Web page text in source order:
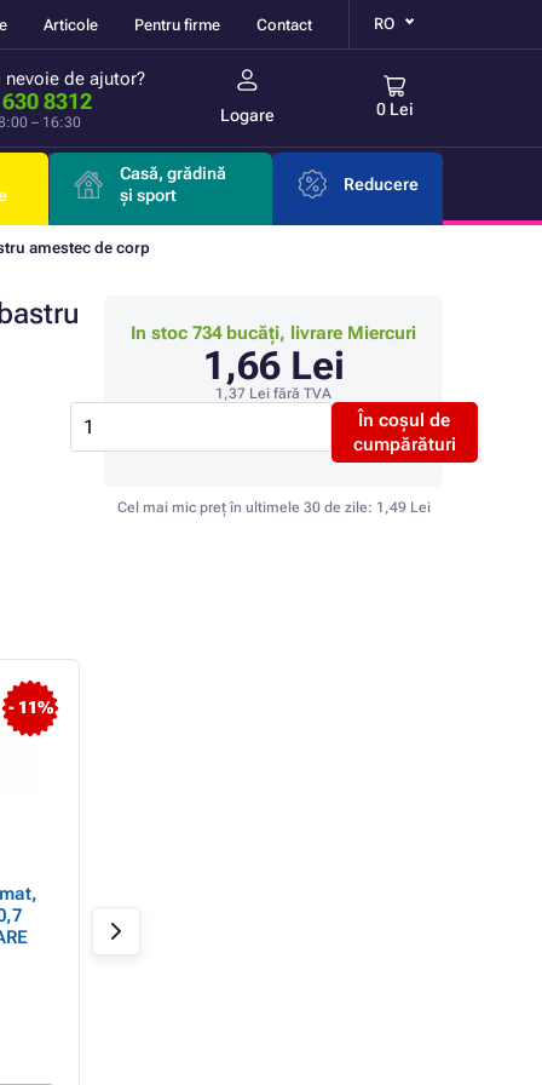
Articole Pentru firme Contact RO
nevoie de ajutor?
8312
– 16:30 Logare 0 Lei
Casă, grădină
și sport
Reducere
amestec de corp
In stoc 734 bucăți, livrare Miercuri
1,66 Lei
1,37 Lei fără TVA
În coșul de
cumpărături
Cel mai mic preț în ultimele 30 de zile: 1,49 Lei
- 11%
corp negru